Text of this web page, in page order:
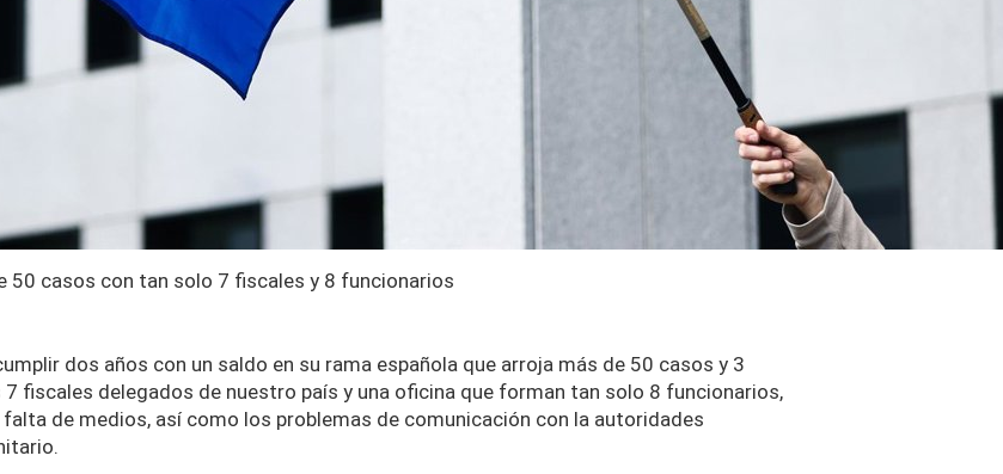
50 casos con tan solo 7 fiscales y 8 funcionarios
dos años con un saldo en su rama española que arroja más de 50 casos y 3
fiscales delegados de nuestro país y una oficina que forman tan solo 8 funcionarios,
de medios, así como los problemas de comunicación con la autoridades